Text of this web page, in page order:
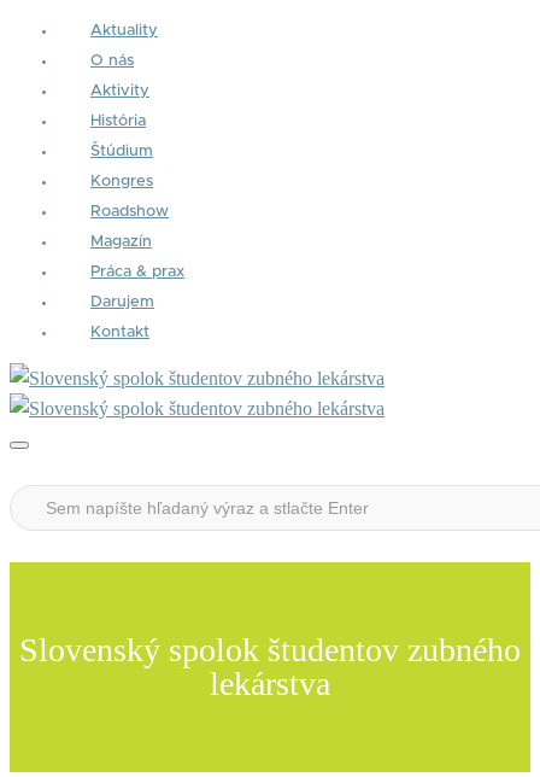
Aktuality
O nás
Aktivity
História
Štúdium
Kongres
Roadshow
Magazín
Práca & prax
Darujem
Kontakt
Slovenský spolok študentov zubného
lekárstva